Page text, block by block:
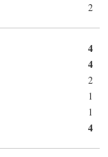
2
4
4
2
1
1
4